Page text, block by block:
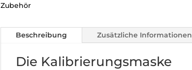
Zubehör
Beschreibung Zusätzliche Informationen
Die Kalibrierungsmaske